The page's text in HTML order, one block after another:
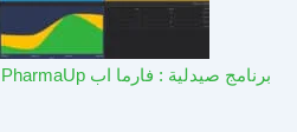
برنامج صيدلية : فارما اب PharmaUp​